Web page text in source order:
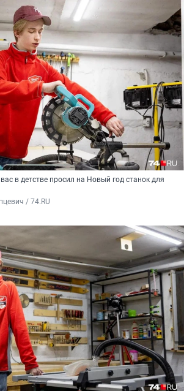
в детстве просил на Новый год станок для
/ 74.RU